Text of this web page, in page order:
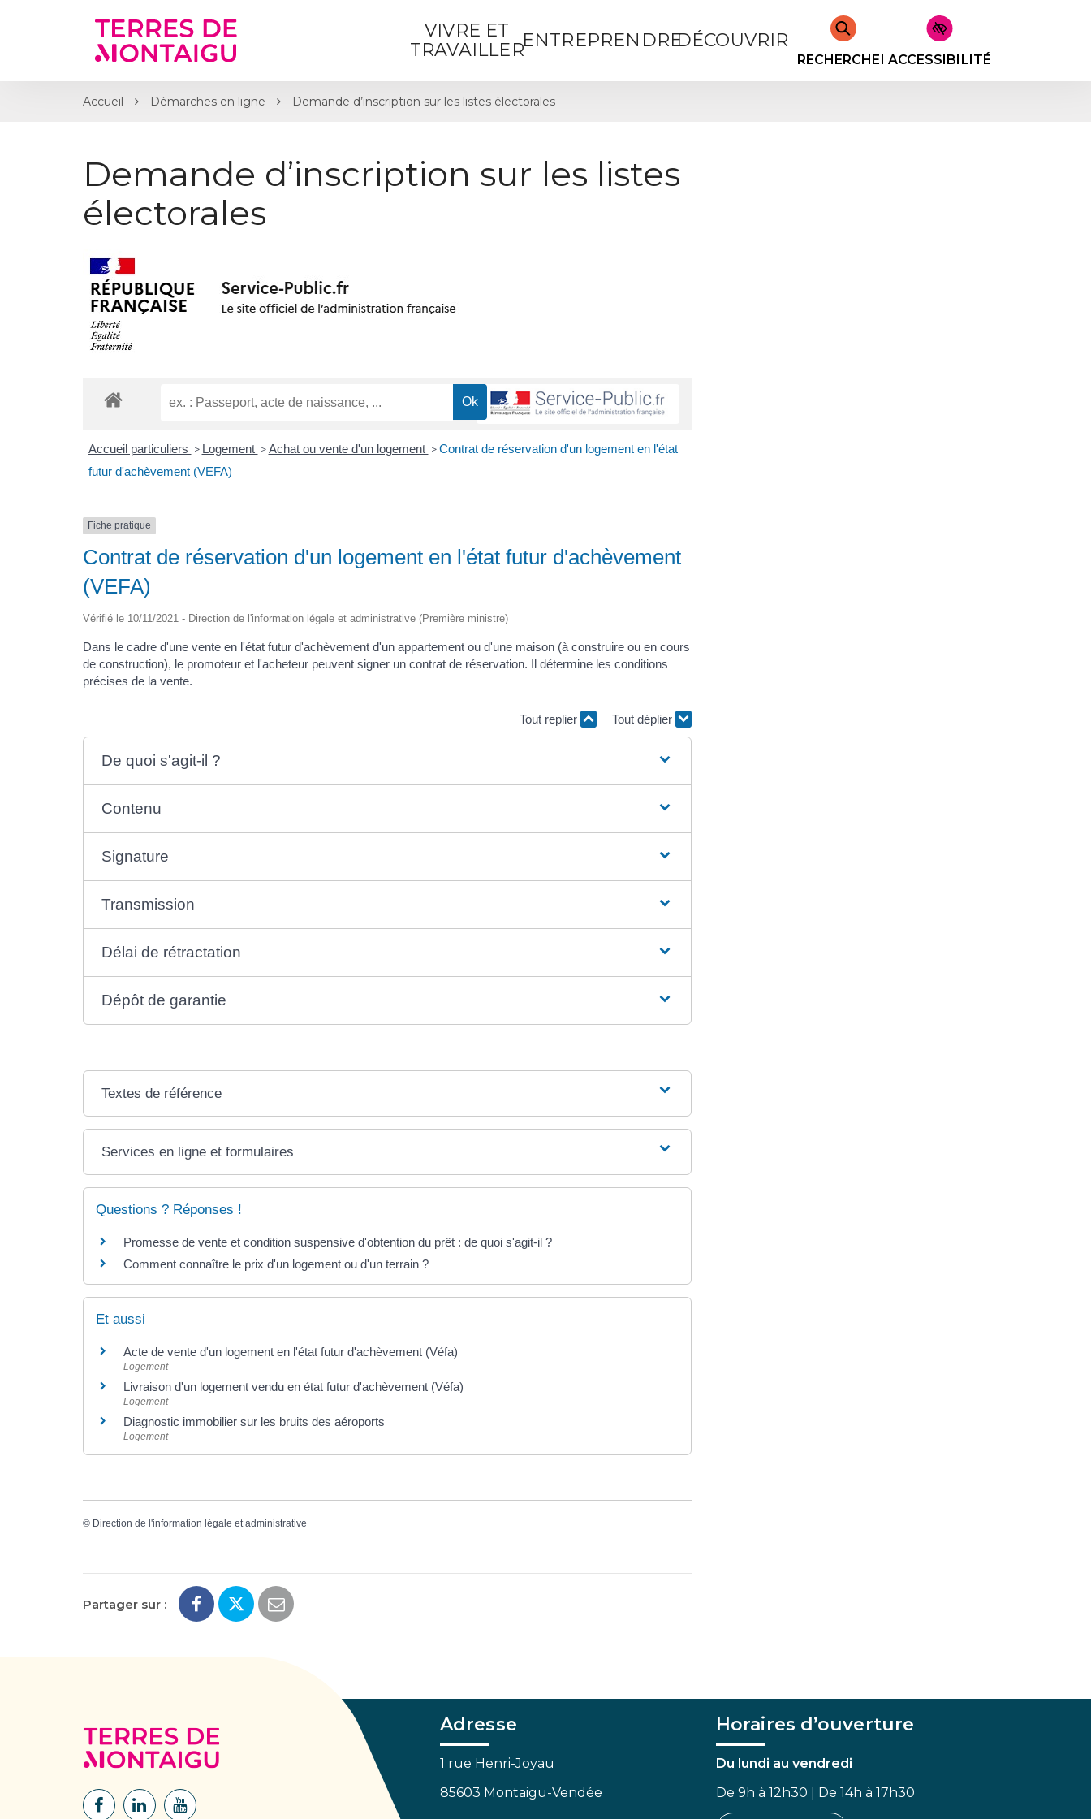
VIVRE ET
TRAVAILLERENTREPRENDREDÉCOUVRIR
RECHERCHERACCESSIBILITÉ
Accueil Démarches en ligne Demande d’inscription sur les listes électorales
Demande d’inscription sur les listes
électorales
Accueil particuliers > Logement > Achat ou vente d'un logement > Contrat de réservation d'un logement en l'état
futur d'achèvement (VEFA)
Fiche pratique
Contrat de réservation d'un logement en l'état futur d'achèvement
(VEFA)
Vérifié le 10/11/2021 - Direction de l'information légale et administrative (Première ministre)
Dans le cadre d'une vente en l'état futur d'achèvement d'un appartement ou d'une maison (à construire ou en cours
de construction), le promoteur et l'acheteur peuvent signer un contrat de réservation. Il détermine les conditions
précises de la vente.
Tout replier Tout déplier
De quoi s'agit-il ?
Contenu
Signature
Transmission
Délai de rétractation
Dépôt de garantie
Textes de référence
Services en ligne et formulaires
Questions ? Réponses !
Promesse de vente et condition suspensive d'obtention du prêt : de quoi s'agit-il ?
Comment connaître le prix d'un logement ou d'un terrain ?
Et aussi
Acte de vente d'un logement en l'état futur d'achèvement (Véfa)
Logement
Livraison d'un logement vendu en état futur d'achèvement (Véfa)
Logement
Diagnostic immobilier sur les bruits des aéroports
Logement
© Direction de l'information légale et administrative
Partager sur :
Lien Lien Lien
Adresse
1 rue Henri-Joyau
85603 Montaigu-Vendée
Horaires d’ouverture
Du lundi au vendredi
De 9h à 12h30 | De 14h à 17h30